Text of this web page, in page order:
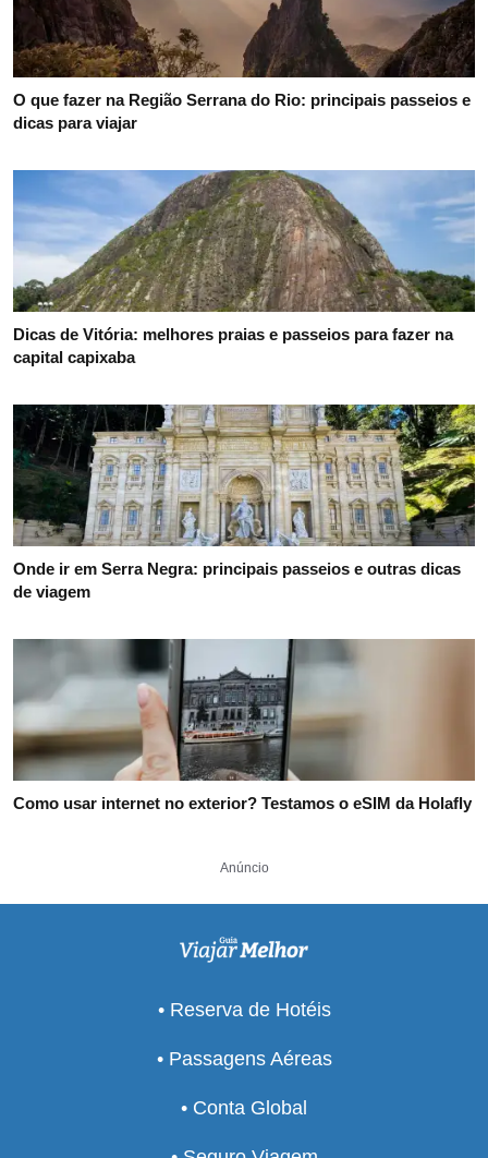
O que fazer na Região Serrana do Rio: principais passeios e
dicas para viajar
Dicas de Vitória: melhores praias e passeios para fazer na
capital capixaba
Onde ir em Serra Negra: principais passeios e outras dicas
de viagem
Como usar internet no exterior? Testamos o eSIM da Holafly
Anúncio
• Reserva de Hotéis
• Passagens Aéreas
• Conta Global